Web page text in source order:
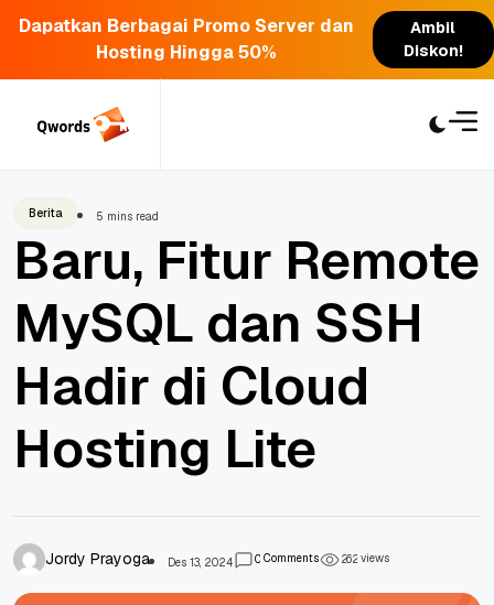
Dapatkan Berbagai Promo Server dan
Hosting Hingga 50%
Ambil
Diskon!
Berita 5 mins read
Baru, Fitur Remote
MySQL dan SSH
Hadir di Cloud
Hosting Lite
Jordy Prayoga Des 13, 2024 0Comments 262views